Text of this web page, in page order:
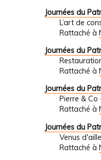
Journées du
L’art de
Rattaché à
Journées du
Rattaché à
Journées du
Pierre &
Rattaché à
Journées du
Venus
Rattaché à